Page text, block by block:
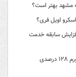
مشهد بهتر است؟
اویل فری؟
سابقه خدمت
فریبِ «کاهش شتاب تورم» را نخورید؛ سفره کارگران با تورم ۱۲۸ درصدی